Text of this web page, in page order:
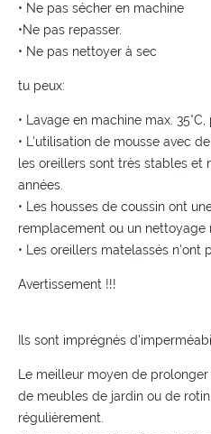
• Ne pas sécher en machine
•Ne pas repasser.
• Ne pas nettoyer à sec
tu peux:
• Lavage en machine max.
• L'utilisation de mousse avec
les oreillers sont très stables et
années.
• Les housses de coussin ont
remplacement ou un nettoyage
• Les oreillers matelassés n'ont
Avertissement !!!
Ils sont imprégnés
Le meilleur moyen de
de meubles de jardin ou de
régulièrement.